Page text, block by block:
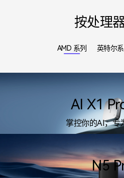
按处理
AMD 系列 英特尔系
AI X1
掌控你的AI，专
N5